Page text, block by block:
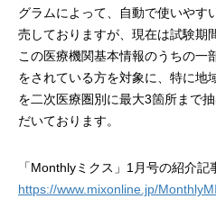
グラムによって、自動で使いやす
売しておりますが、現在は試験期
この医療機関基本情報のうちの一
をされている方を対象に、特に地
を二次医療圏別に最大3箇所まで
だいております。
「Monthlyミクス」1月号の紹介記
https://www.mixonline.jp/